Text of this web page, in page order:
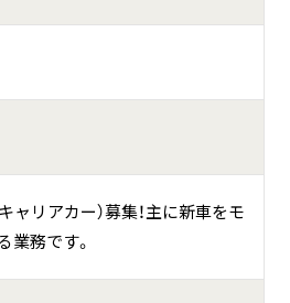
以下のような業務を想定し
転業務
？ャリアカー）募集！主に新車をモ
業務です。